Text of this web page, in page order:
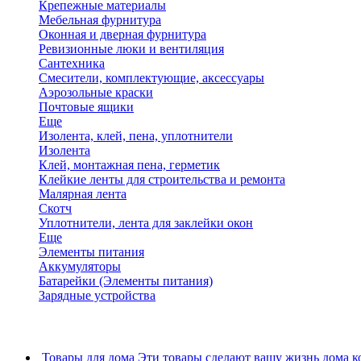
Крепежные материалы
Мебельная фурнитура
Оконная и дверная фурнитура
Ревизионные люки и вентиляция
Сантехника
Смесители, комплектующие, аксессуары
Аэрозольные краски
Почтовые ящики
Еще
Изолента, клей, пена, уплотнители
Изолента
Клей, монтажная пена, герметик
Клейкие ленты для строительства и ремонта
Малярная лента
Скотч
Уплотнители, лента для заклейки окон
Еще
Элементы питания
Аккумуляторы
Батарейки (Элементы питания)
Зарядные устройства
Товары для дома Эти товары сделают вашу жизнь дома